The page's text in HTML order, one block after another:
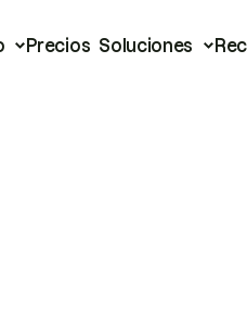
Precios Soluciones